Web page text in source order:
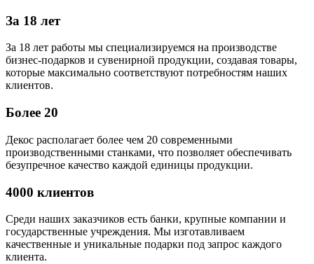
За 18 лет
За 18 лет работы мы специализируемся на производстве
бизнес-подарков и сувенирной продукции, создавая товары,
которые максимально соответствуют потребностям наших
клиентов.
Более 20
Декос располагает более чем 20 современными
производственными станками, что позволяет обеспечивать
безупречное качество каждой единицы продукции.
4000 клиентов
Среди наших заказчиков есть банки, крупные компании и
государственные учреждения. Мы изготавливаем
качественные и уникальные подарки под запрос каждого
клиента.